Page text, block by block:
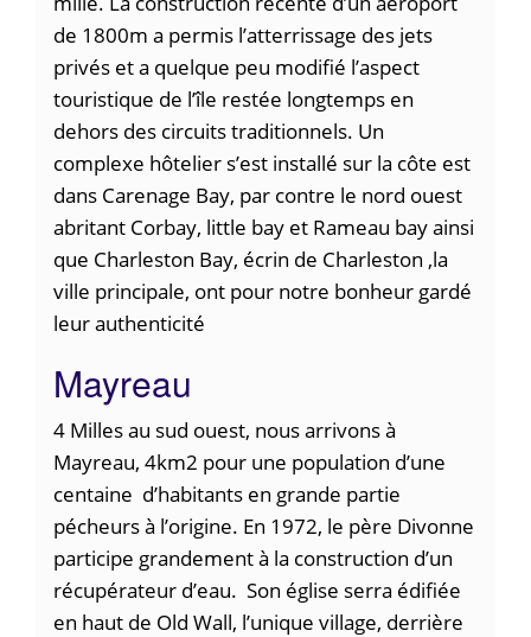
de 1800m a permis l’atterrissage des jets
privés et a quelque peu modifié l’aspect
touristique de l’île restée longtemps en
dehors des circuits traditionnels. Un
complexe hôtelier s’est installé sur la côte est
dans Carenage Bay, par contre le nord ouest
abritant Corbay, little bay et Rameau bay ainsi
que Charleston Bay, écrin de Charleston ,la
ville principale, ont pour notre bonheur gardé
leur authenticité
Mayreau
4 Milles au sud ouest, nous arrivons à
Mayreau, 4km2 pour une population d’une
centaine d’habitants en grande partie
pécheurs à l’origine. En 1972, le père Divonne
participe grandement à la construction d’un
récupérateur d’eau. Son église serra édifiée
en haut de Old Wall, l’unique village, derrière